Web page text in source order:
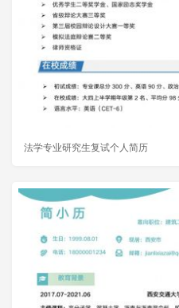
法学专业研究生复试个人简历